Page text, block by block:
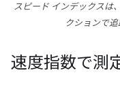
スピード インデックスは
クションで
速度指数で測